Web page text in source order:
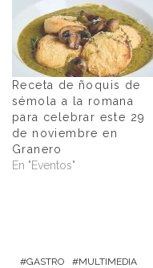
Receta de ñoquis de
sémola a la romana
para celebrar este 29
de noviembre en
Granero
En "Eventos"
GASTRO MULTIMEDIA